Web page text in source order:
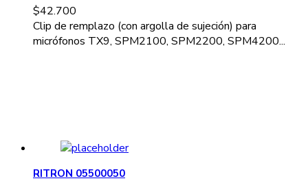
$42.700
Clip de remplazo (con argolla de sujeción) para
micrófonos TX9, SPM2100, SPM2200, SPM4200...
RITRON 05500050